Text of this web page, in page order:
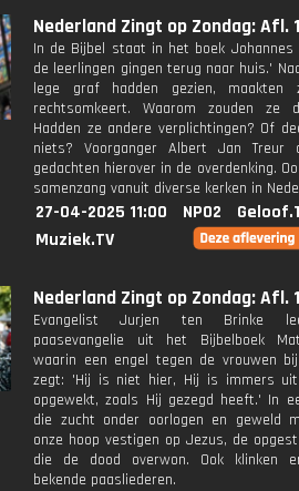
Nederland Zingt op Zondag: Afl.
In de Bijbel staat in het boek Johannes
de leerlingen gingen terug naar huis.'
lege graf hadden gezien, maakten
rechtsomkeert. Waarom zouden ze
Hadden ze andere verplichtingen? Of
niets? Voorganger Albert Jan Treur
gedachten hierover in de overdenking.
samenzang vanuit diverse kerken in
27-04-2025 11:00 NPO2
Muziek.TV
Nederland Zingt op Zondag: Afl.
Evangelist Jurjen ten Brinke
paasevangelie uit het Bijbelboek
waarin een engel tegen de vrouwen
zegt: 'Hij is niet hier, Hij is immers
opgewekt, zoals Hij gezegd heeft.' In
die zucht onder oorlogen en geweld
onze hoop vestigen op Jezus, de
die de dood overwon. Ook klinken
bekende paasliederen.